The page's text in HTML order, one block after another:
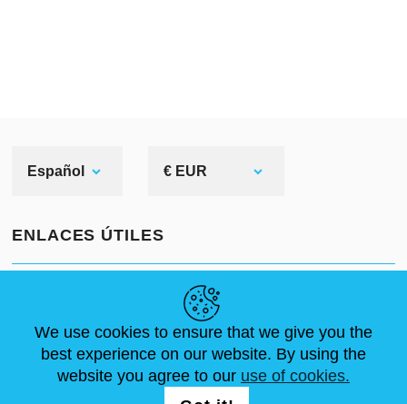
Español € EUR
ENLACES ÚTILES
ABOUT USTAMAÑOS ESTÁNDAR
CONTÁCTANOS
SÍGUENOS
We use cookies to ensure that we give you the
best experience on our website. By using the
website you agree to our use of cookies.